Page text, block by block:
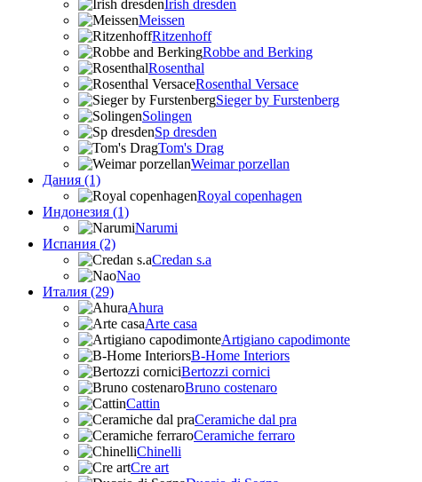
Irish dresden
Meissen
Ritzenhoff
Robbe and Berking
Rosenthal
Rosenthal Versace
Sieger by Furstenberg
Solingen
Sp dresden
Tom's Drag
Weimar porzellan
Дания (1)
Royal copenhagen
Индонезия (1)
Narumi
Испания (2)
Credan s.a
Nao
Италия (29)
Ahura
Arte casa
Artigiano capodimonte
B-Home Interiors
Bertozzi cornici
Bruno costenaro
Cattin
Ceramiche dal pra
Ceramiche ferraro
Chinelli
Cre art